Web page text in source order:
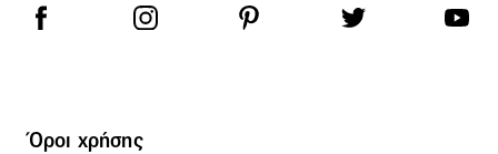
Όροι χρήσης